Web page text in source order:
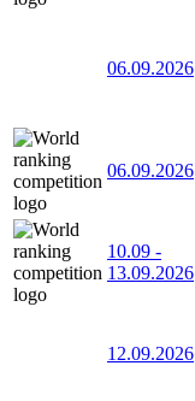
06.09.2026
06.09.2026
10.09 -
13.09.2026
12.09.2026